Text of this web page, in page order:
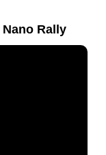
Nano Rally